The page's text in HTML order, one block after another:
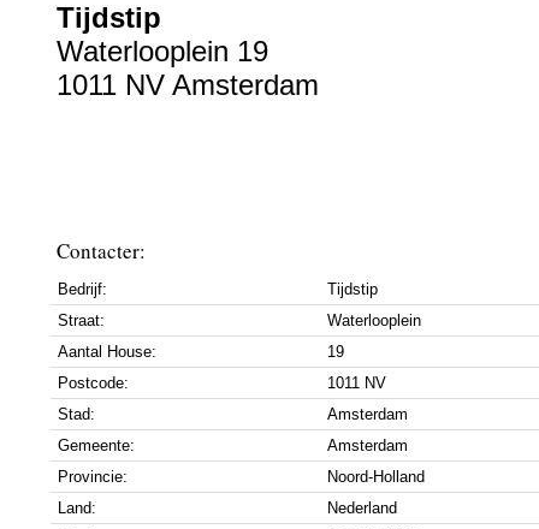
Tijdstip
Waterlooplein 19
1011 NV Amsterdam
Contacter:
Bedrijf:
Tijdstip
Straat:
Waterlooplein
Aantal House:
19
Postcode:
1011 NV
Stad:
Amsterdam
Gemeente:
Amsterdam
Provincie:
Noord-Holland
Land:
Nederland